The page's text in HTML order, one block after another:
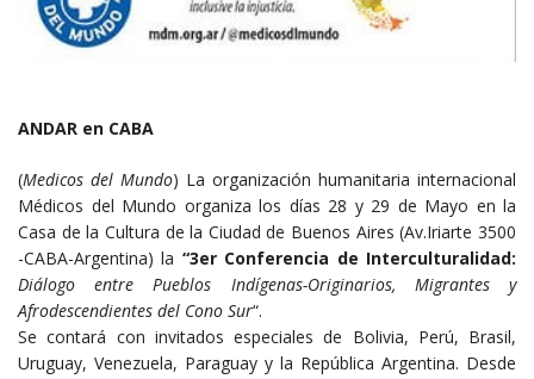
ANDAR en CABA
(Medicos del Mundo) La organización humanitaria internacional
Médicos del Mundo organiza los días 28 y 29 de Mayo en la
Casa de la Cultura de la Ciudad de Buenos Aires (Av.Iriarte 3500
-CABA-Argentina) la “3er Conferencia de Interculturalidad:
Diálogo entre Pueblos Indígenas-Originarios, Migrantes y
Afrodescendientes del Cono Sur“.
Se contará con invitados especiales de Bolivia, Perú, Brasil,
Uruguay, Venezuela, Paraguay y la República Argentina. Desde